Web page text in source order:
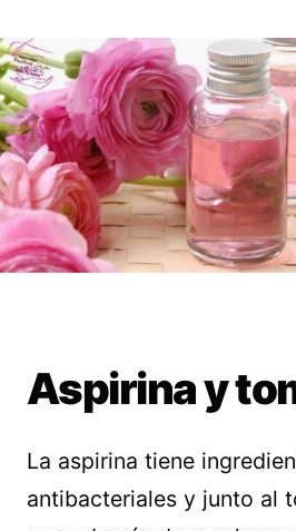
Aspirina y
La aspirina tiene
antibacteriales y junto al